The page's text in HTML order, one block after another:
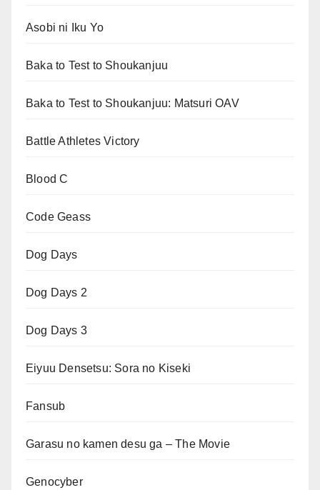
Asobi ni Iku Yo
Baka to Test to Shoukanjuu
Baka to Test to Shoukanjuu: Matsuri OAV
Battle Athletes Victory
Blood C
Code Geass
Dog Days
Dog Days 2
Dog Days 3
Eiyuu Densetsu: Sora no Kiseki
Fansub
Garasu no kamen desu ga – The Movie
Genocyber